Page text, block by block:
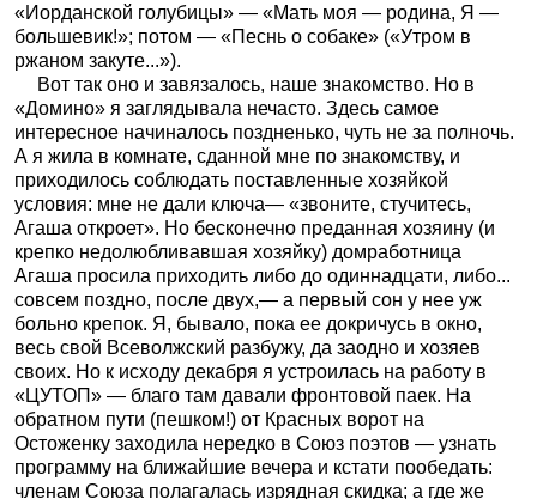
«Иорданской голубицы» — «Мать моя — родина, Я —
большевик!»; потом — «Песнь о собаке» («Утром в
ржаном закуте...»).
Вот так оно и завязалось, наше знакомство. Но в
«Домино» я заглядывала нечасто. Здесь самое
интересное начиналось поздненько, чуть не за полночь.
А я жила в комнате, сданной мне по знакомству, и
приходилось соблюдать поставленные хозяйкой
условия: мне не дали ключа— «звоните, стучитесь,
Агаша откроет». Но бесконечно преданная хозяину (и
крепко недолюбливавшая хозяйку) домработница
Агаша просила приходить либо до одиннадцати, либо...
совсем поздно, после двух,— а первый сон у нее уж
больно крепок. Я, бывало, пока ее докричусь в окно,
весь свой Всеволжский разбужу, да заодно и хозяев
своих. Но к исходу декабря я устроилась на работу в
«ЦУТОП» — благо там давали фронтовой паек. На
обратном пути (пешком!) от Красных ворот на
Остоженку заходила нередко в Союз поэтов — узнать
программу на ближайшие вечера и кстати пообедать:
членам Союза полагалась изрядная скидка; а где же